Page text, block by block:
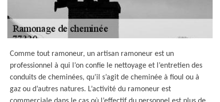
Comme tout ramoneur, un artisan ramoneur est un
professionnel à qui l’on confie le nettoyage et l’entretien des
conduits de cheminées, qu’il s’agit de cheminée à fioul ou à
gaz ou d’autres natures. L’activité du ramoneur est